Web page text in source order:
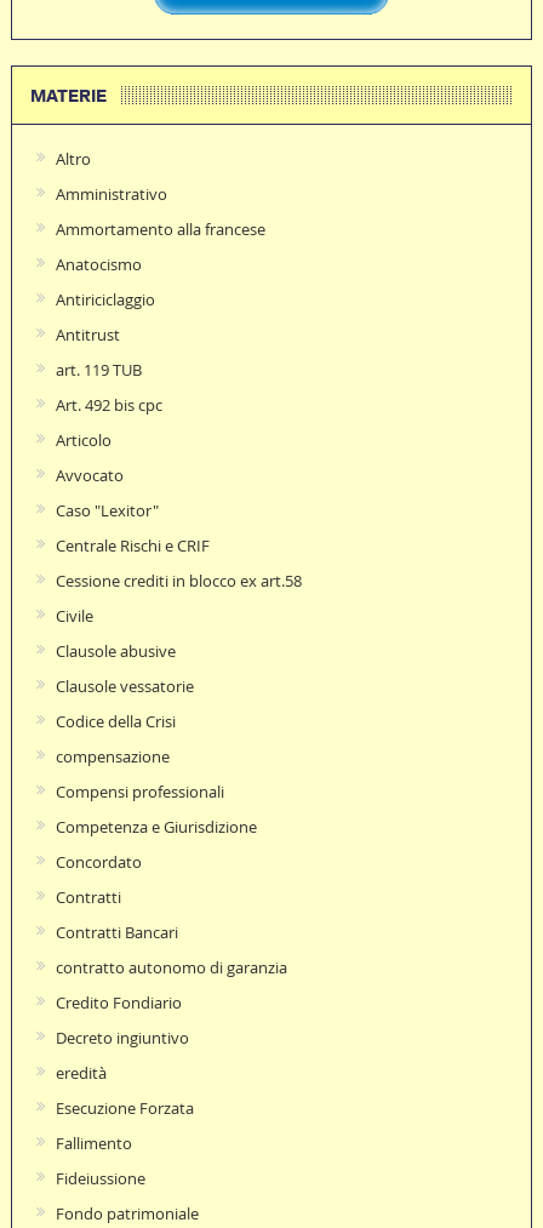
MATERIE
Altro
Amministrativo
Ammortamento alla francese
Anatocismo
Antiriciclaggio
Antitrust
art. 119 TUB
Art. 492 bis cpc
Articolo
Avvocato
Caso "Lexitor"
Centrale Rischi e CRIF
Cessione crediti in blocco ex art.58
Civile
Clausole abusive
Clausole vessatorie
Codice della Crisi
compensazione
Compensi professionali
Competenza e Giurisdizione
Concordato
Contratti
Contratti Bancari
contratto autonomo di garanzia
Credito Fondiario
Decreto ingiuntivo
eredità
Esecuzione Forzata
Fallimento
Fideiussione
Fondo patrimoniale